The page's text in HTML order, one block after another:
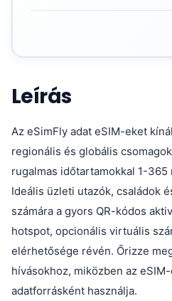
Leírás
Az eSimFly adat eSIM-eket
regionális és globális
rugalmas időtartamokkal 1-365
Ideális üzleti utazók, családok
számára a gyors QR-kódos
hotspot, opcionális virtuális
elérhetősége révén. Őrizze
hívásokhoz, miközben az
adatforrásként használja.